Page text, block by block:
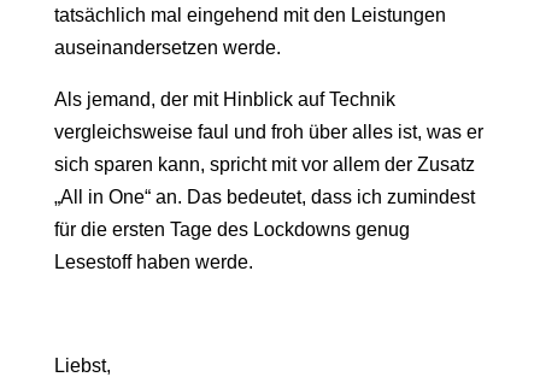
tatsächlich mal eingehend mit den Leistungen
auseinandersetzen werde.
Als jemand, der mit Hinblick auf Technik
vergleichsweise faul und froh über alles ist, was er
sich sparen kann, spricht mit vor allem der Zusatz
„All in One“ an. Das bedeutet, dass ich zumindest
für die ersten Tage des Lockdowns genug
Lesestoff haben werde.
Liebst,